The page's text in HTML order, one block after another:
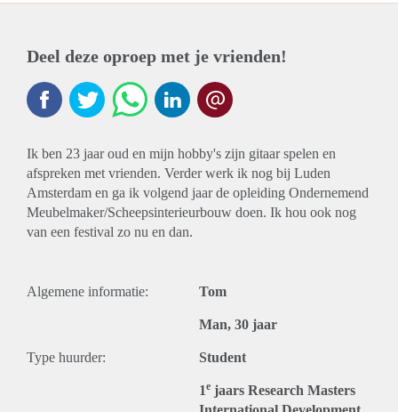
Deel deze oproep met je vrienden!
Ik ben 23 jaar oud en mijn hobby's zijn gitaar spelen en
afspreken met vrienden. Verder werk ik nog bij Luden
Amsterdam en ga ik volgend jaar de opleiding Ondernemend
Meubelmaker/Scheepsinterieurbouw doen. Ik hou ook nog
van een festival zo nu en dan.
Algemene informatie: Tom
Man, 30 jaar
Type huurder: Student
1e jaars Research Masters